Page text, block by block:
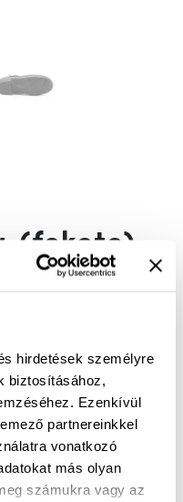
hirdetések személyre
biztosításához,
Ezenkívül
partnereinkkel
vonatkozó
más olyan
számukra vagy az
(fekete)
Nincs a méretedben?